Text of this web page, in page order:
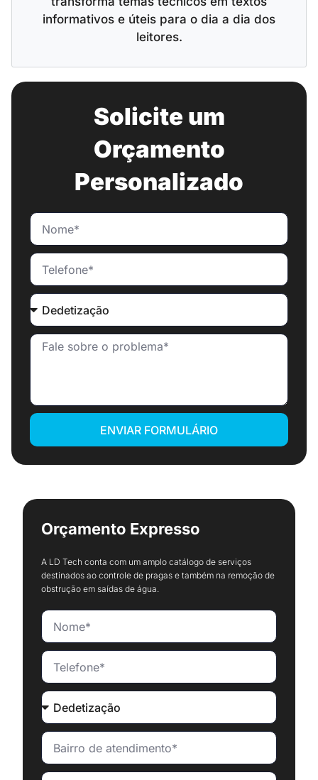
informativos e úteis para o dia a dia dos
leitores.
Solicite um
Orçamento
Personalizado
ENVIAR FORMULÁRIO
Orçamento Expresso
A LD Tech conta com um amplo catálogo de serviços
destinados ao controle de pragas e também na remoção de
obstrução em saídas de água.